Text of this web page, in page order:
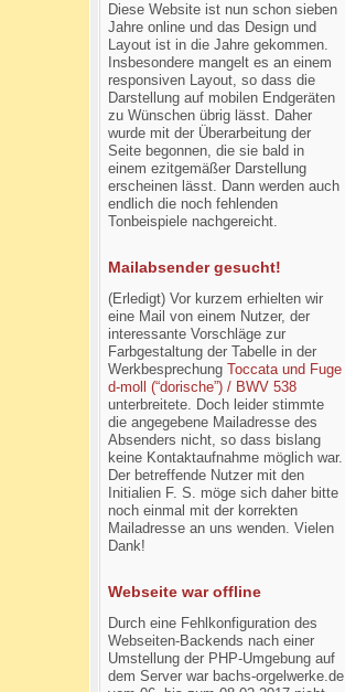
Diese Website ist nun schon sieben
Jahre online und das Design und
Layout ist in die Jahre gekommen.
Insbesondere mangelt es an einem
responsiven Layout, so dass die
Darstellung auf mobilen Endgeräten
zu Wünschen übrig lässt. Daher
wurde mit der Überarbeitung der
Seite begonnen, die sie bald in
einem ezitgemäßer Darstellung
erscheinen lässt. Dann werden auch
endlich die noch fehlenden
Tonbeispiele nachgereicht.
Mailabsender gesucht!
(Erledigt) Vor kurzem erhielten wir
eine Mail von einem Nutzer, der
interessante Vorschläge zur
Farbgestaltung der Tabelle in der
Werkbesprechung Toccata und Fuge
d-moll (“dorische”) / BWV 538
unterbreitete. Doch leider stimmte
die angegebene Mailadresse des
Absenders nicht, so dass bislang
keine Kontaktaufnahme möglich war.
Der betreffende Nutzer mit den
Initialien F. S. möge sich daher bitte
noch einmal mit der korrekten
Mailadresse an uns wenden. Vielen
Dank!
Webseite war offline
Durch eine Fehlkonfiguration des
Webseiten-Backends nach einer
Umstellung der PHP-Umgebung auf
dem Server war bachs-orgelwerke.de